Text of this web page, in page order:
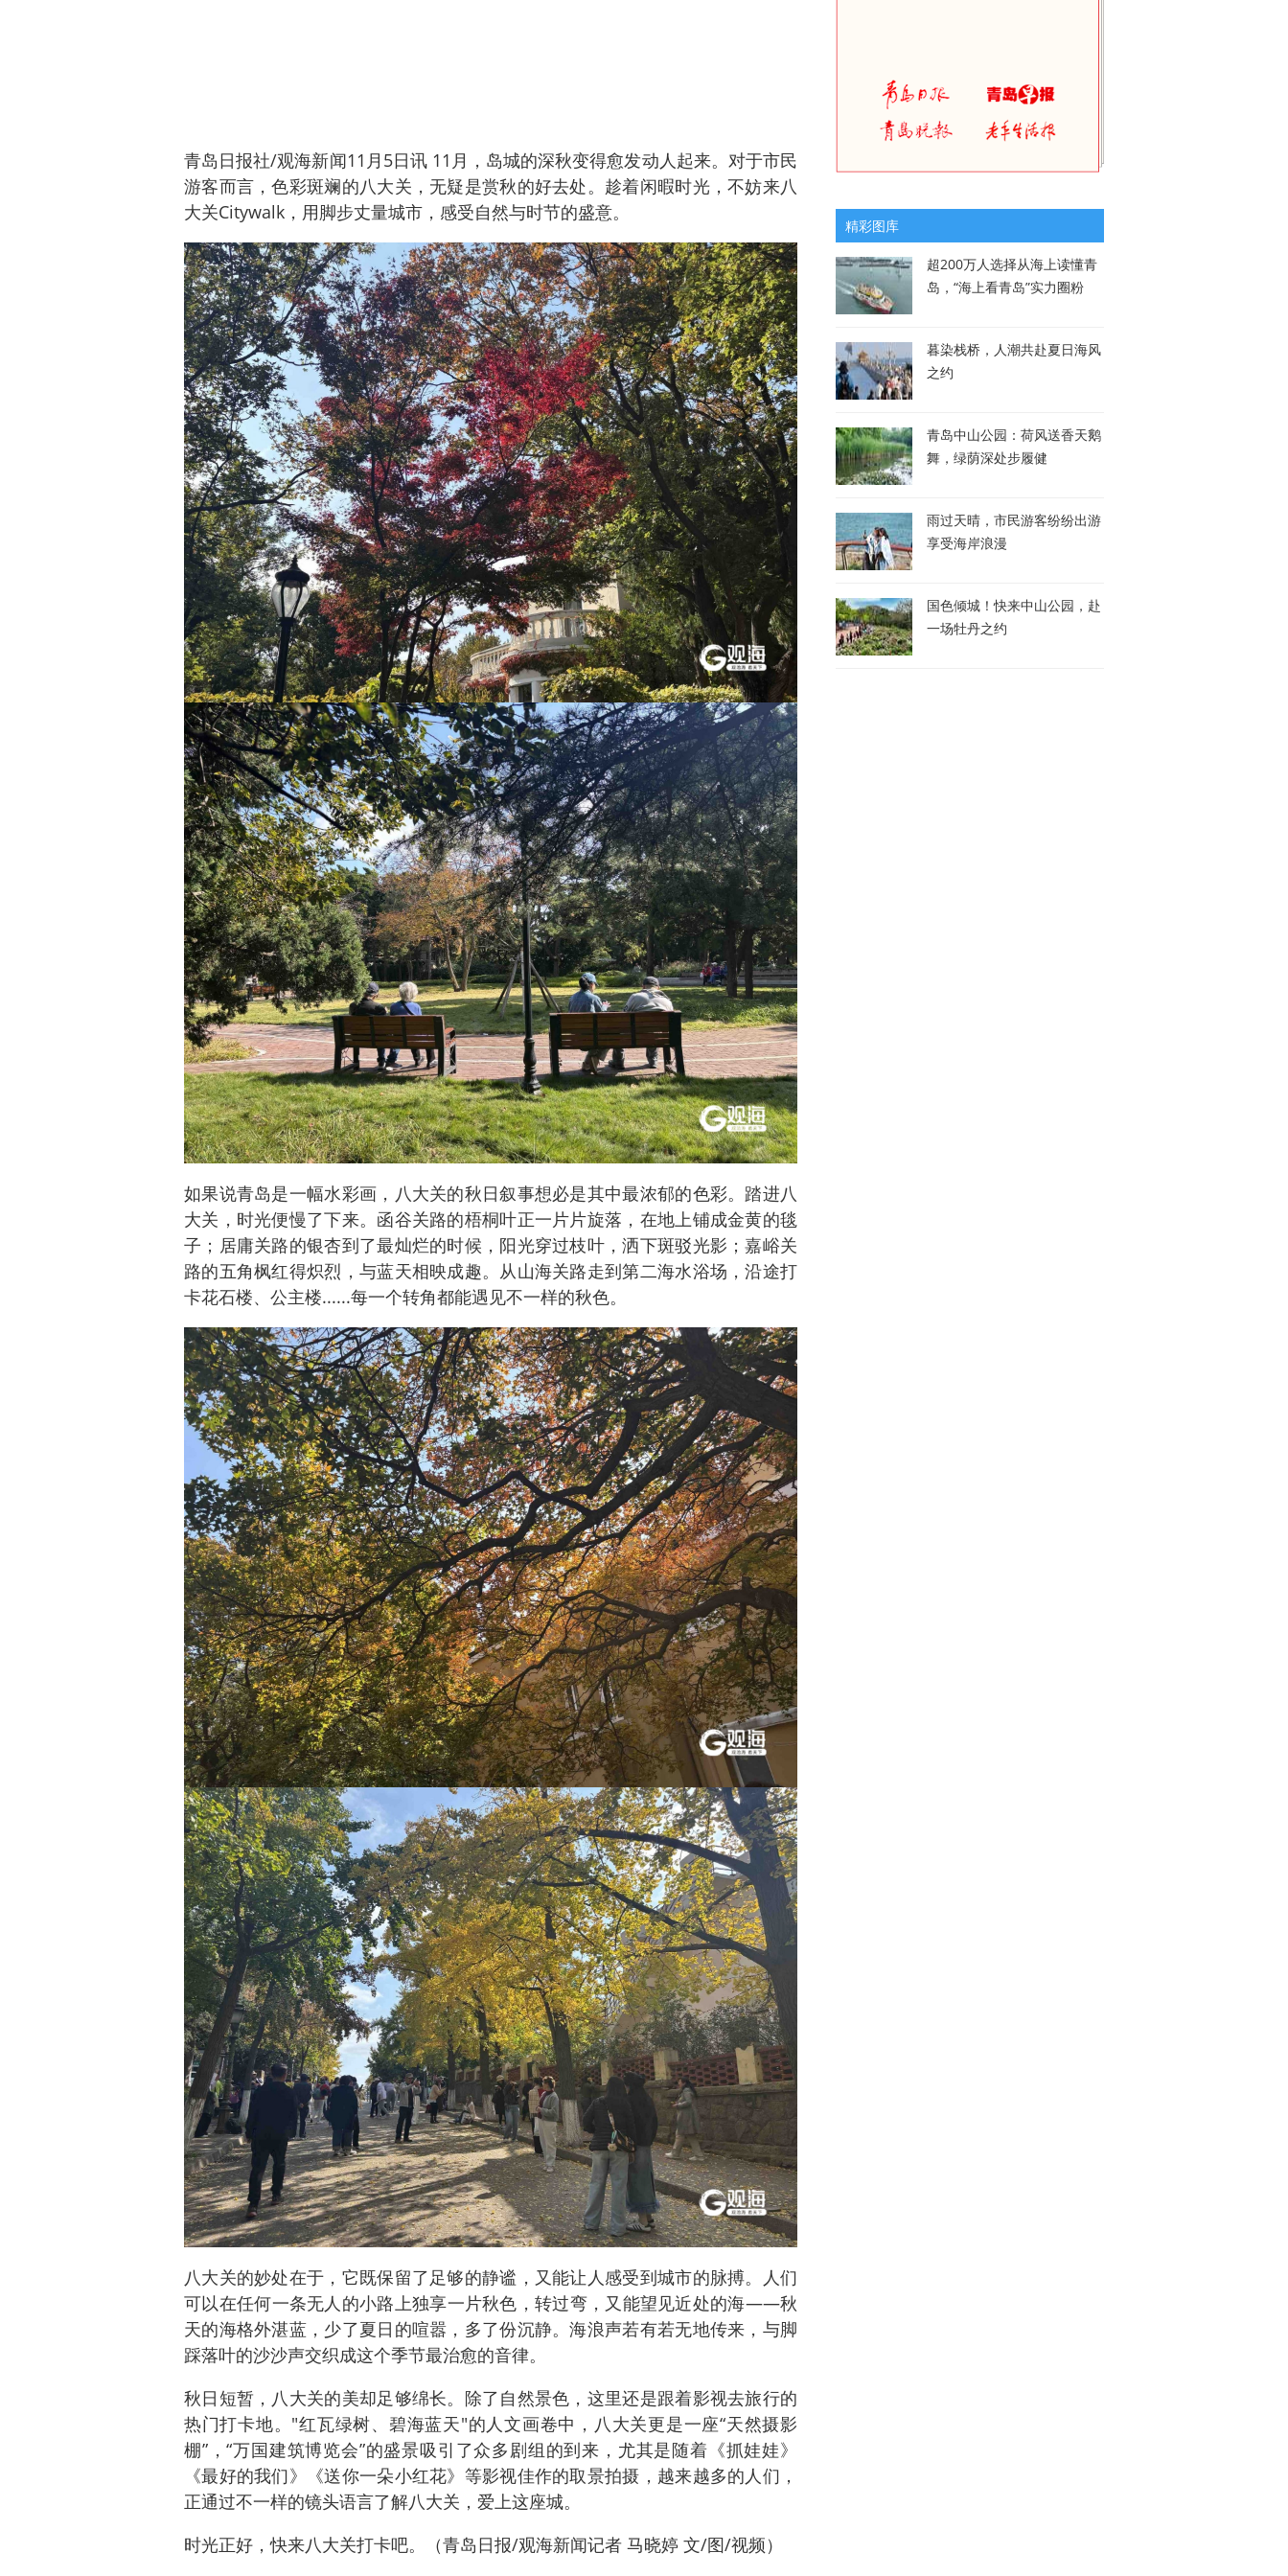
青岛日报社/观海新闻11月5日讯 11月，岛城的深秋变得愈发动人起来。对于市民
游客而言，色彩斑斓的八大关，无疑是赏秋的好去处。趁着闲暇时光，不妨来八
大关Citywalk，用脚步丈量城市，感受自然与时节的盛意。
如果说青岛是一幅水彩画，八大关的秋日叙事想必是其中最浓郁的色彩。踏进八
大关，时光便慢了下来。函谷关路的梧桐叶正一片片旋落，在地上铺成金黄的毯
子；居庸关路的银杏到了最灿烂的时候，阳光穿过枝叶，洒下斑驳光影；嘉峪关
路的五角枫红得炽烈，与蓝天相映成趣。从山海关路走到第二海水浴场，沿途打
卡花石楼、公主楼......每一个转角都能遇见不一样的秋色。
八大关的妙处在于，它既保留了足够的静谧，又能让人感受到城市的脉搏。人们
可以在任何一条无人的小路上独享一片秋色，转过弯，又能望见近处的海——秋
天的海格外湛蓝，少了夏日的喧嚣，多了份沉静。海浪声若有若无地传来，与脚
踩落叶的沙沙声交织成这个季节最治愈的音律。
秋日短暂，八大关的美却足够绵长。除了自然景色，这里还是跟着影视去旅行的
热门打卡地。"红瓦绿树、碧海蓝天"的人文画卷中，八大关更是一座“天然摄影
棚”，“万国建筑博览会”的盛景吸引了众多剧组的到来，尤其是随着《抓娃娃》
《最好的我们》《送你一朵小红花》等影视佳作的取景拍摄，越来越多的人们，
正通过不一样的镜头语言了解八大关，爱上这座城。
时光正好，快来八大关打卡吧。（青岛日报/观海新闻记者 马晓婷 文/图/视频）
精彩图库
超200万人选择从海上读懂青
岛，“海上看青岛”实力圈粉
暮染栈桥，人潮共赴夏日海风
之约
青岛中山公园：荷风送香天鹅
舞，绿荫深处步履健
雨过天晴，市民游客纷纷出游
享受海岸浪漫
国色倾城！快来中山公园，赴
一场牡丹之约